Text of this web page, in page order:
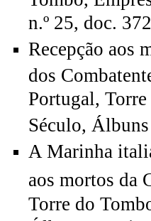
n.º 25, doc.
Recepção aos
dos
Portugal,
Século,
A Marinha
aos mortos da
Torre do